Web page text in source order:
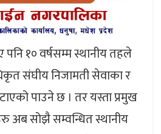
१० वर्षसम्म स्थानीय तहले
संघीय निजामती सेवाका र
पाउने छ । तर यस्ता प्रमुख
अब सोझै सम्वन्धित स्थानीय